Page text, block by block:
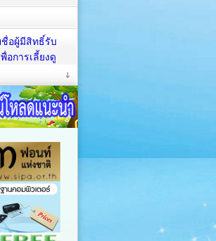
อผู้มีสิทธิ์รับ
อการเลี้ยงดู